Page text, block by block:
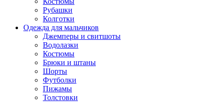
Рубашки
Колготки
Одежда для мальчиков
Джемперы и свитшоты
Водолазки
Костюмы
Брюки и штаны
Шорты
Футболки
Пижамы
Толстовки